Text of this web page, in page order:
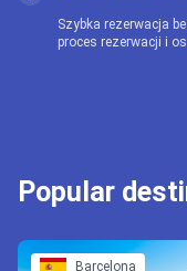
Szybka rezerwacja
proces rezerwacji i
Popular
Barcelona